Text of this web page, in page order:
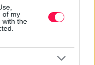
of my
with the